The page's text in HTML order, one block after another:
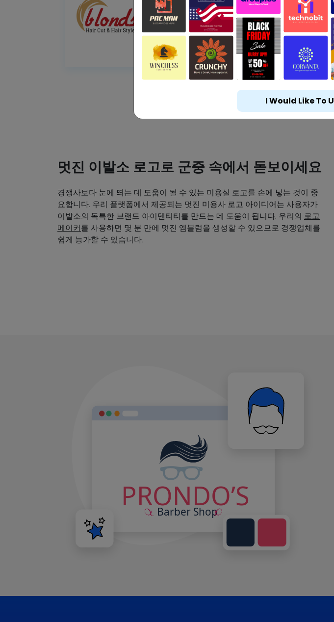
멋진 이발소 로고로 군중 속에서 돋보이세요
경쟁사보다 눈에 띄는 데 도움이 될 수 있는 미용실 로고를 손에 넣는 것이 중
요합니다. 우리 플랫폼에서 제공되는 멋진 미용사 로고 아이디어는 사용자가
이발소의 독특한 브랜드 아이덴티티를 만드는 데 도움이 됩니다. 우리의 로고
메이커 를 사용하면 몇 분 만에 멋진 엠블럼을 생성할 수 있으므로 경쟁업체를
쉽게 능가할 수 있습니다.
I Would Like To